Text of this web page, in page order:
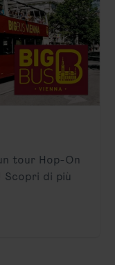
tour Hop-On
di più